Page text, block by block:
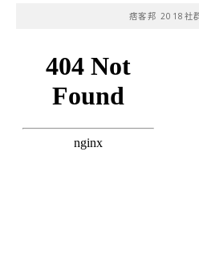
痞客邦 2018社